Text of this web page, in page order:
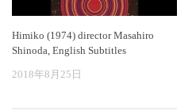
Himiko (1974) director Masahiro
Shinoda, English Subtitles
2018年8月25日